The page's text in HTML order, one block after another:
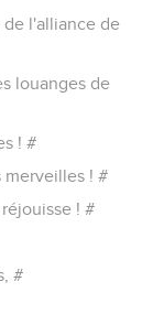
de l'alliance de
louanges de
! #
merveilles ! #
! #
#